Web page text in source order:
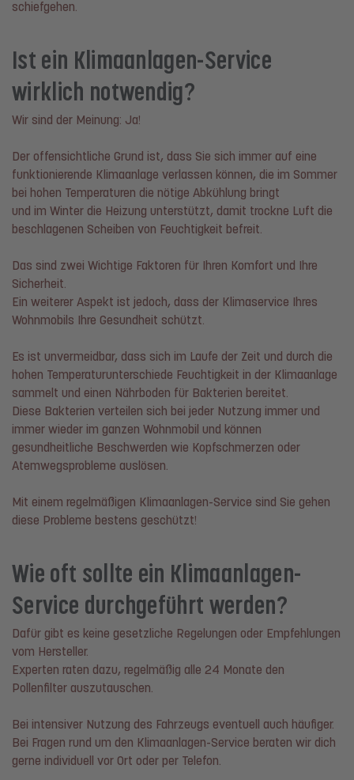
schiefgehen.
Ist ein Klimaanlagen-Service
wirklich notwendig?
Wir sind der Meinung: Ja!
Der offensichtliche Grund ist, dass Sie sich immer auf eine
funktionierende Klimaanlage verlassen können, die im Sommer
bei hohen Temperaturen die nötige Abkühlung bringt
und im Winter die Heizung unterstützt, damit trockne Luft die
beschlagenen Scheiben von Feuchtigkeit befreit.
Das sind zwei Wichtige Faktoren für Ihren Komfort und Ihre
Sicherheit.
Ein weiterer Aspekt ist jedoch, dass der Klimaservice Ihres
Wohnmobils Ihre Gesundheit schützt.
Es ist unvermeidbar, dass sich im Laufe der Zeit und durch die
hohen Temperaturunterschiede Feuchtigkeit in der Klimaanlage
sammelt und einen Nährboden für Bakterien bereitet.
Diese Bakterien verteilen sich bei jeder Nutzung immer und
immer wieder im ganzen Wohnmobil und können
gesundheitliche Beschwerden wie Kopfschmerzen oder
Atemwegsprobleme auslösen.
Mit einem regelmäßigen Klimaanlagen-Service sind Sie gehen
diese Probleme bestens geschützt!
Wie oft sollte ein Klimaanlagen-
Service durchgeführt werden?
Dafür gibt es keine gesetzliche Regelungen oder Empfehlungen
vom Hersteller.
Experten raten dazu, regelmäßig alle 24 Monate den
Pollenfilter auszutauschen.
Bei intensiver Nutzung des Fahrzeugs eventuell auch häufiger.
Bei Fragen rund um den Klimaanlagen-Service beraten wir dich
gerne individuell vor Ort oder per Telefon.